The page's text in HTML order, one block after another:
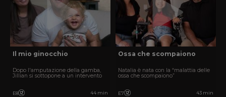
Il mio ginocchio
Dopo l'amputazione della gamba,
Jillian si sottopone a un intervento
E8 44 min
Ossa che scompaiono
Natalia è nata con la “malattia delle
ossa che scompaiono”
E7 43 min